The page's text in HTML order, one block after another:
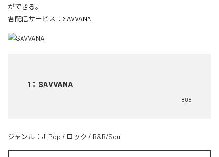
ができる。
各配信サービス： SAVVANA
1 ： SAVVANA
808
ジャンル： J-Pop / ロック / R&B/Soul